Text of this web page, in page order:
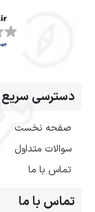
دسترسی سریع
صفحه نخست
سوالات متداول
تماس با ما
تماس با ما